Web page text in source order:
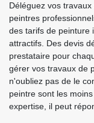
Déléguez vos
peintres
des tarifs de peinture
attractifs. Des devis
prestataire pour
gérer vos travaux de
n'oubliez pas de le
peintre sont les
expertise, il peut